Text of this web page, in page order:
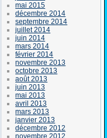
mai 2015
décembre 2014
septembre 2014
juillet 2014
juin 2014
mars 2014
février 2014
novembre 2013
octobre 2013
août 2013
juin 2013
mai 2013
avril 2013
mars 2013
janvier 2013
décembre 2012
novembre 2012